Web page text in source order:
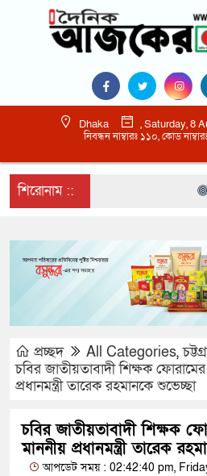
Dhaka
, Saturday, 8
নিবন্ধন নাম্বারঃ ১১০, কোড
শিরোনাম ::
প্রচ্ছদ All Categories,
চবির জাতীয়তাবাদী শিক্ষক
প্রধানমন্ত্রী তারেক রহমানকে শুভেচ্ছা
চবির জাতীয়তাবাদী শিক্ষক
মাননীয় প্রধানমন্ত্রী তারেক
আপডেট সময় : 02:42:40 pm,